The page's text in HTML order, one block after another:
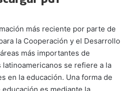
más reciente por parte de
la Cooperación y el Desarrollo
más importantes de
se refiere a la
en la educación. Una forma de